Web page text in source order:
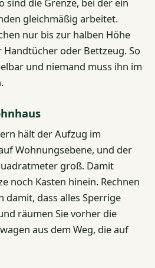
gleichmäßig arbeitet.
nur bis zur halben Höhe
Handtücher oder Bettzeug. So
und niemand muss ihn im
hält der Aufzug im
Wohnungsebene, und der
groß. Damit
noch Kasten hinein. Rechnen
damit, dass alles Sperrige
räumen Sie vorher die
aus dem Weg, die auf